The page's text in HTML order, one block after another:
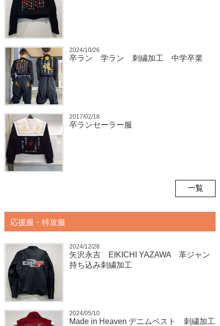
2024/10/26
卒ラン 学ラン 刺繍加工 中学卒業
2017/02/18
卒ランセーラー服
一覧
応援服・特攻服
2024/12/28
矢沢永吉 EIKICHI YAZAWA 革ジャン
持ち込み刺繍加工
2024/05/10
Made in Heaven デニムベスト 刺繍加工